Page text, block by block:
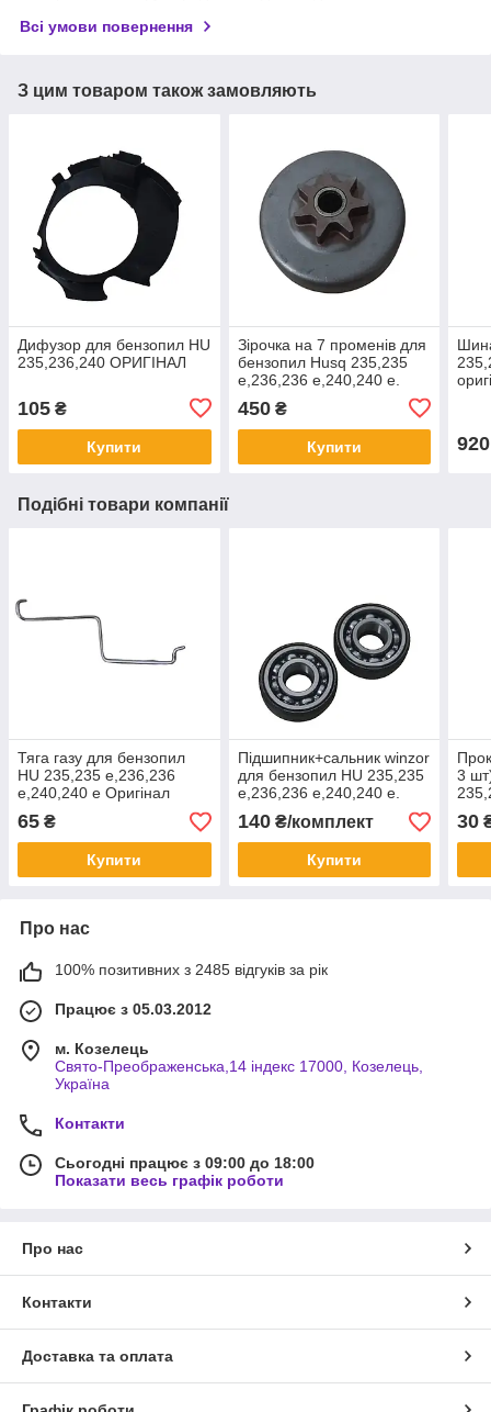
Всі умови повернення
З цим товаром також замовляють
Дифузор для бензопил HU
235,236,240 ОРИГІНАЛ
105 ₴
Купити
Зірочка на 7 променів для
бензопил Husq 235,235
e,236,236 e,240,240 e.
450₴
Купити 920
Подібні товари компанії
Тяга газу для бензопил
HU 235,235 e,236,236
e,240,240 e Оригінал
65 ₴
Купити
Підшипник+сальник winzor
для бензопил HU 235,235
e,236,236 e,240,240 e.
140₴/комплект
Купити
3
30
Про нас
100% позитивних з 2485 відгуків за рік
Працює з 05.03.2012
м. Козелець
Свято-Преображенська,14 індекс 17000, Козелець,
Україна
Контакти
Сьогодні працює з 09:00 до 18:00
Показати весь графік роботи
Про нас
Контакти
Доставка та оплата